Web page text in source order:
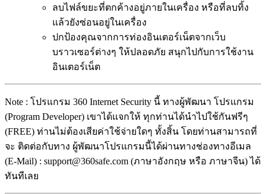
ลบไฟล์ขยะที่ตกค้างอยู่ภายในเครื่อง หรือที่ลบทิ้ง
แล้วยังซ่อนอยู่ในเครื่อง
ปกป้องคุณจากการท่องอินเตอร์เน็ตจากเว็บ
บราวเซอร์ต่างๆ ให้ปลอดภัย สนุกไปกับการใช้งาน
อินเตอร์เน็ต
Note : โปรแกรม 360 Internet Security นี้ ทางผู้พัฒนา โปรแกรม
(Program Developer) เขาได้แจกให้ ทุกท่านได้นำไปใช้กันฟรีๆ
(FREE) ท่านไม่ต้องเสียค่าใช้จ่ายใดๆ ทั้งสิ้น โดยท่านสามารถที่
จะ ติดต่อกับทาง ผู้พัฒนาโปรแกรมนี้ได้ผ่านทางช่องทางอีเมล
(E-Mail) : support@360safe.com (ภาษาอังกฤษ หรือ ภาษาจีน) ได้
ทันทีเลย